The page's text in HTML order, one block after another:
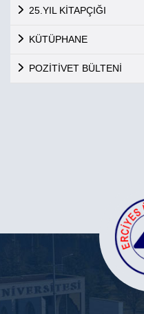
25.YIL KİTAPÇIĞI
KÜTÜPHANE
POZİTİVET BÜLTENİ